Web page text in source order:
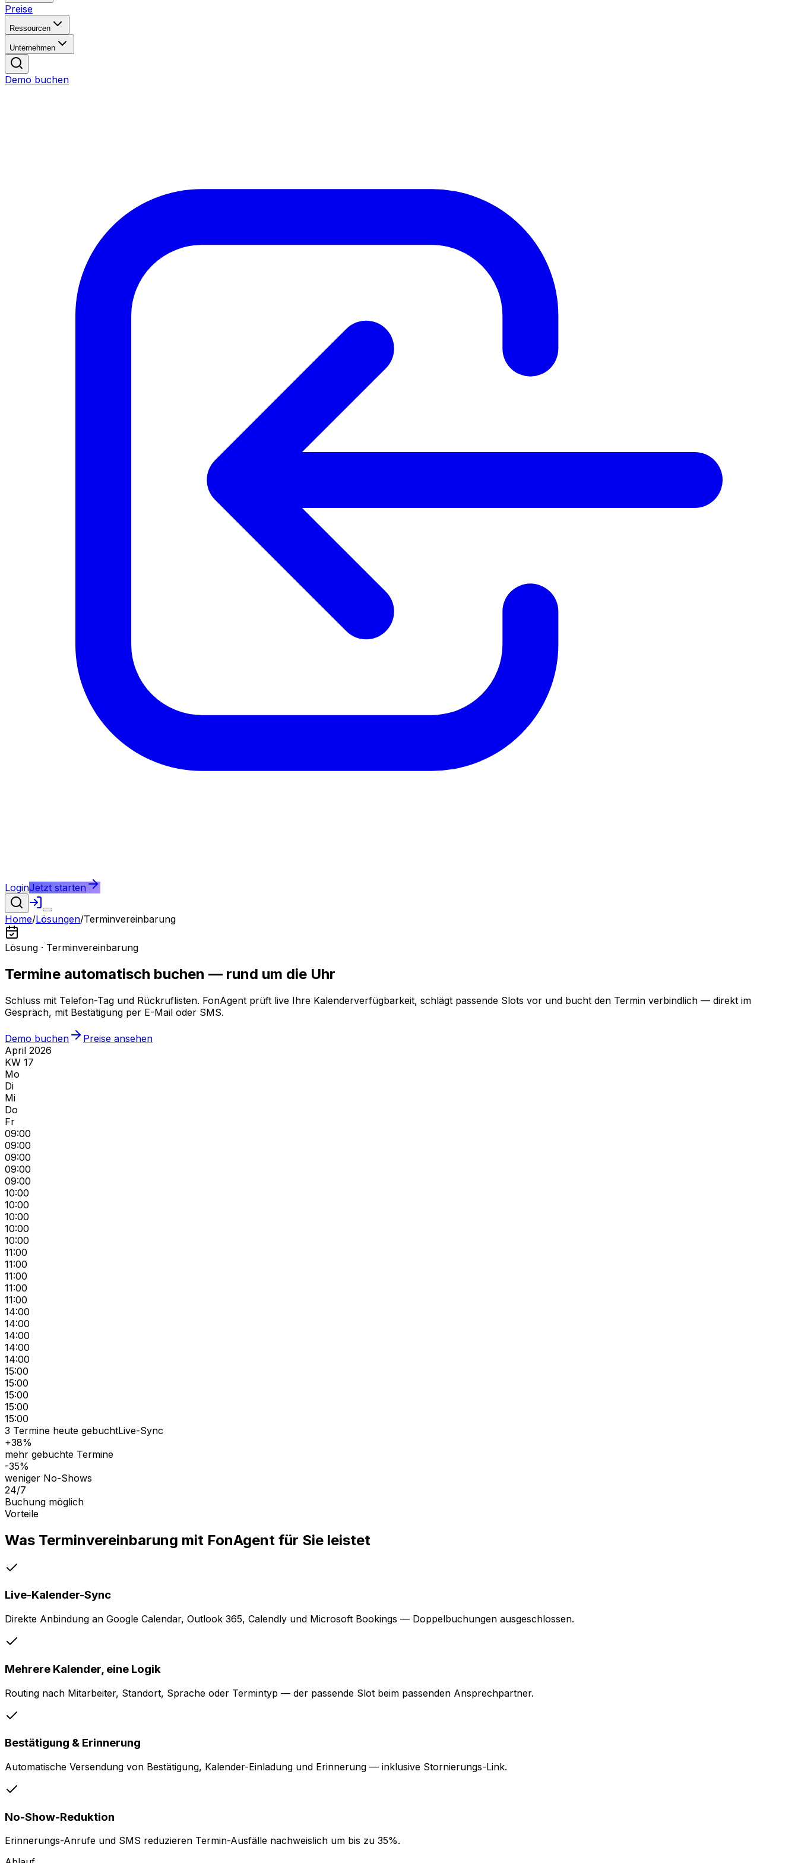
Preise
Ressourcen
Unternehmen
Demo buchen
LoginJetzt starten
Home/Lösungen/Terminvereinbarung
Lösung · Terminvereinbarung
Termine automatisch buchen — rund um die Uhr
Schluss mit Telefon-Tag und Rückruflisten. FonAgent prüft live Ihre Kalenderverfügbarkeit, schlägt passende Slots vor und bucht den Termin verbindlich — direkt im
Gespräch, mit Bestätigung per E-Mail oder SMS.
Demo buchen
Preise ansehen
April 2026
KW 17
Mo
Di
Mi
Do
Fr
09:00
09:00
09:00
09:00
09:00
10:00
10:00
10:00
10:00
10:00
11:00
11:00
11:00
11:00
11:00
14:00
14:00
14:00
14:00
14:00
15:00
15:00
15:00
15:00
15:00
3 Termine heute gebuchtLive-Sync
+38%
mehr gebuchte Termine
-35%
weniger No-Shows
24/7
Buchung möglich
Vorteile
Was Terminvereinbarung mit FonAgent für Sie leistet
Live-Kalender-Sync
Direkte Anbindung an Google Calendar, Outlook 365, Calendly und Microsoft Bookings — Doppelbuchungen ausgeschlossen.
Mehrere Kalender, eine Logik
Routing nach Mitarbeiter, Standort, Sprache oder Termintyp — der passende Slot beim passenden Ansprechpartner.
Bestätigung & Erinnerung
Automatische Versendung von Bestätigung, Kalender-Einladung und Erinnerung — inklusive Stornierungs-Link.
No-Show-Reduktion
Erinnerungs-Anrufe und SMS reduzieren Termin-Ausfälle nachweislich um bis zu 35%.